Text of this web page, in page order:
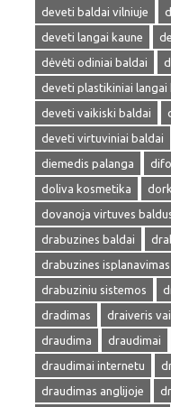
deveti baldai vilniuje
deveti langai kaune
dėvėti odiniai baldai
deveti plastikiniai langai
deveti vaikiski baldai
deveti virtuviniai baldai
diemedis palanga
doliva kosmetika
dovanoja virtuves
drabuzines baldai
drabuzines isplanavimas
drabuziniu sistemos
dradimas
draiveris
draudima
draudimai
draudimai internetu
draudimas anglijoje